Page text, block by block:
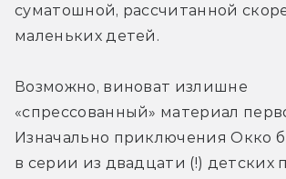
суматошной, рассчитанной
маленьких детей.
Возможно, виноват излишне
«спрессованный» материал
Изначально приключения Окко
в серии из двадцати (!) детских